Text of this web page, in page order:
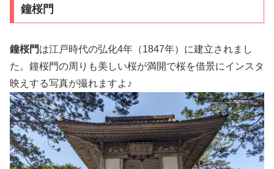
鐘桜門
鐘桜門は江戸時代の弘化4年（1847年）に建立されまし
た。鐘桜門の周りも美しい桜が満開で桜を借景にインスタ
映えする写真が撮れますよ♪